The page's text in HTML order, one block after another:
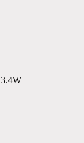
3.4W+